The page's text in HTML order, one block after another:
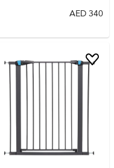
340
AED